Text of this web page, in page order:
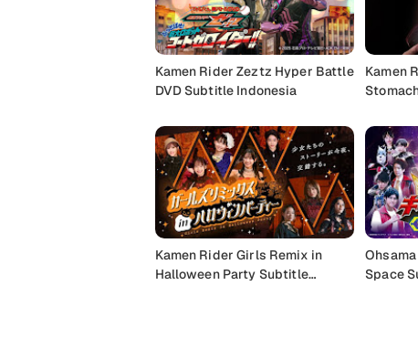
Kamen Rider Zeztz Hyper Battle
DVD Subtitle Indonesia
Kamen
Kamen Rider Girls Remix in
Halloween Party Subtitle
Space